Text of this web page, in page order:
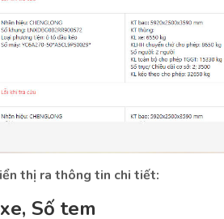
thị ra thông tin chi tiết:
Số tem